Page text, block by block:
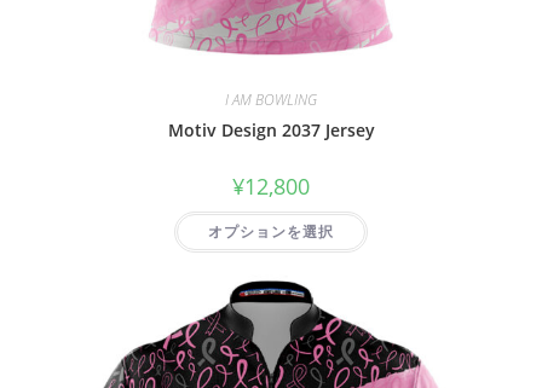
I AM BOWLING
Motiv Design 2037 Jersey
¥12,800
オプションを選択